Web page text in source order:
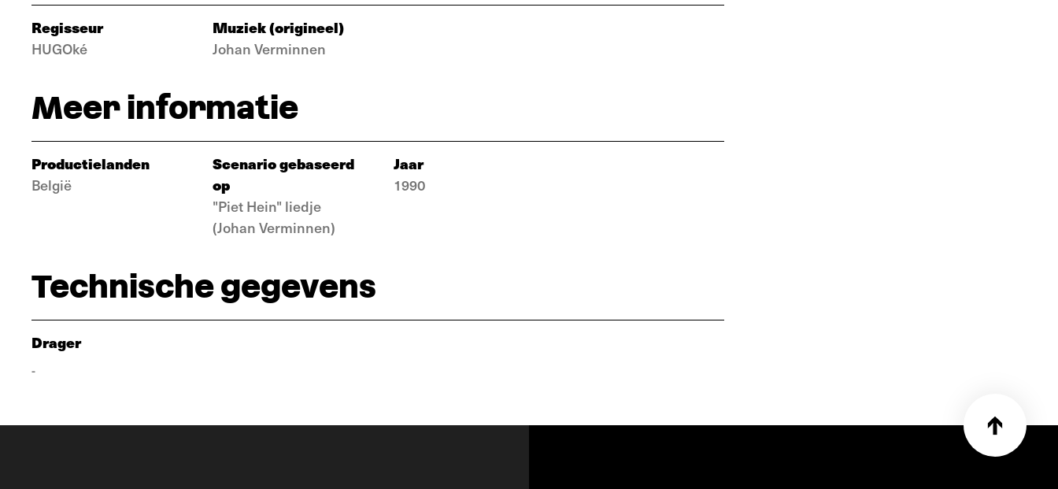
Regisseur
HUGOké
Muziek (origineel)
Johan Verminnen
Meer informatie
Productielanden
België
Scenario gebaseerd
op
"Piet Hein" liedje
(Johan Verminnen)
Jaar
1990
Technische gegevens
Drager
-